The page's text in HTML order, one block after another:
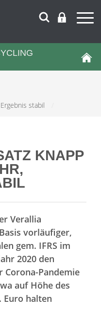
stabil
KNAPP
Verallia
vorläufiger,
gem. IFRS im
2020 den
Pandemie
auf Höhe des
Euro halten